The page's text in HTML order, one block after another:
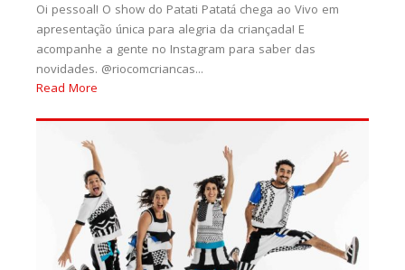
Oi pessoal! O show do Patati Patatá chega ao Vivo em
apresentação única para alegria da criançada! E
acompanhe a gente no Instagram para saber das
novidades. @riocomcriancas...
Read More